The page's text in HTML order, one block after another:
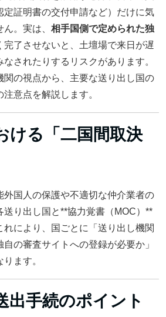
定証明書の交付申請など）だけに気
。実は、 相手国側で定められた独
完了させないと、土壇場で来日が遅
されたりするリスクがあります。
関の視点から、主要な送り出し国の
意点を解説します。
ける「二国間取決
外国人の保護や不適切な仲介業者の
送り出し国と**協力覚書（MOC）**
れにより、国ごとに「送り出し機関
の審査サイトへの登録が必要か」
ます。
出手続のポイント